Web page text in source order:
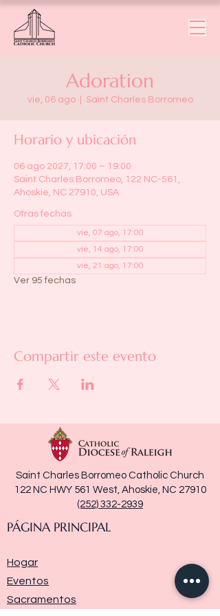
Adoration
vie, 06 ago
  |
Saint Charles Borromeo
Horario y ubicación
06 ago 2027, 17:00 – 19:00
Saint Charles Borromeo, 122 NC-561,
Ahoskie, NC 27910, USA
Otras fechas
vie, 07 ago, 17:00
vie, 14 ago, 17:00
vie, 21 ago, 17:00
Ver 95 fechas
Compartir este evento
Saint Charles Borromeo Catholic Church
122 NC HWY 561 West, Ahoskie, NC 27910
(252) 332-2939
PÁGINA PRINCIPAL
Hogar
Eventos
Sacramentos